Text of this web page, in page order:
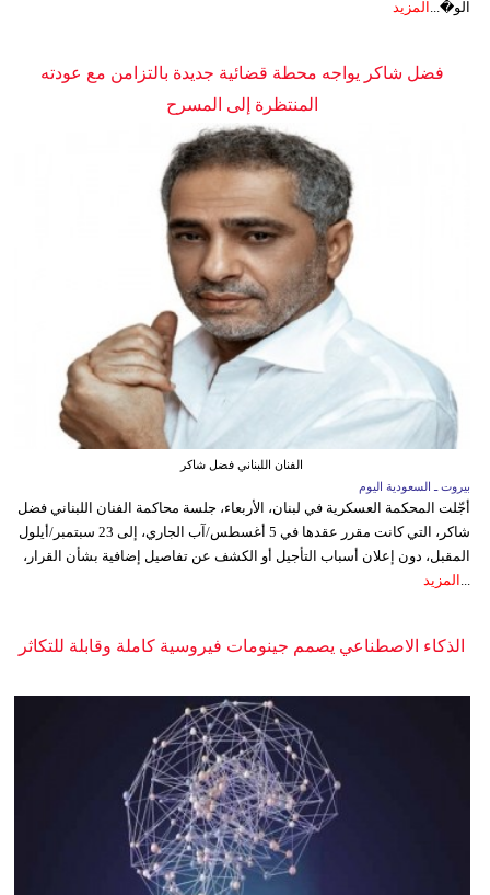
الو�...
المزيد
فضل شاكر يواجه محطة قضائية جديدة بالتزامن مع عودته
المنتظرة إلى المسرح
الفنان اللبناني فضل شاكر
بيروت ـ السعودية اليوم
أجّلت المحكمة العسكرية في لبنان، الأربعاء، جلسة محاكمة الفنان اللبناني فضل
شاكر، التي كانت مقرر عقدها في 5 أغسطس/آب الجاري، إلى 23 سبتمبر/أيلول
المقبل، دون إعلان أسباب التأجيل أو الكشف عن تفاصيل إضافية بشأن القرار،
المزيد
الذكاء الاصطناعي يصمم جينومات فيروسية كاملة وقابلة للتكاثر